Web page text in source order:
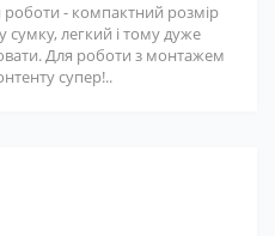
- компактний розмір
сумку, легкий і тому дуже
Для роботи з монтажем
супер!..